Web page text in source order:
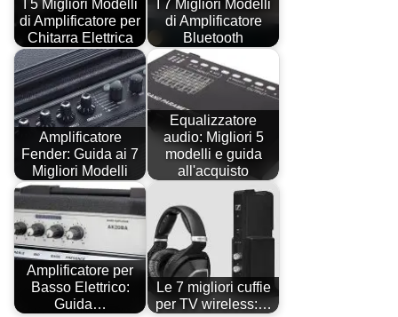
I 5 Migliori Modelli
di Amplificatore per
Chitarra Elettrica
I 7 Migliori Modelli
di Amplificatore
Bluetooth
Amplificatore
Fender: Guida ai 7
Migliori Modelli
Equalizzatore
audio: Migliori 5
modelli e guida
all'acquisto
Amplificatore per
Basso Elettrico:
Guida…
Le 7 migliori cuffie
per TV wireless:…